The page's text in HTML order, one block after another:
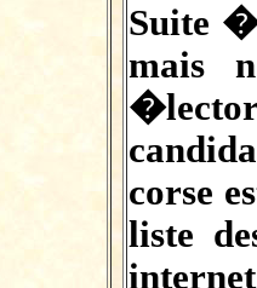
Suite
mais
corse
liste